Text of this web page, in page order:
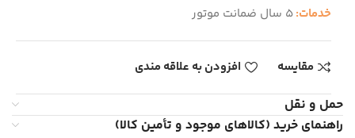
خدمات:5 سال ضمانت موتور
مقایسه افزودن به علاقه مندی
حمل و نقل
راهنمای خرید (کالاهای موجود و تأمین کالا)